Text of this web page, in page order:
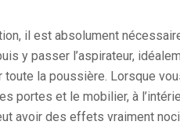
il est absolument
y passer l’aspirateur,
toute la poussière. Lorsque
portes et le mobilier, à
avoir des effets vraiment